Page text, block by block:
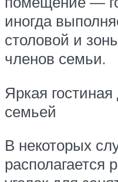
иногда
столовой и
членов семьи.
Яркая
семьей
В некоторых
располагается